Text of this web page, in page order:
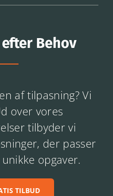
Behov
af tilpasning? Vi
over vores
tilbyder vi
der passer
opgaver.
TILBUD